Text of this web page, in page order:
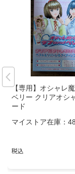
【専用】オシャレ
ベリー クリアオシ
ード
マイストア在庫：
税込